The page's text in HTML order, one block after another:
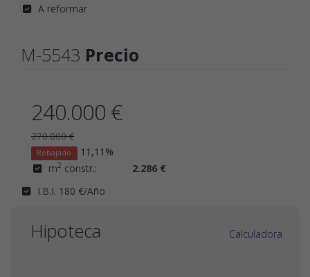
A reformar
M-5543 Precio
240.000 €
270.000 €
Rebajado
11,11%
m2 constr.:
2.286 €
I.B.I. 180 €/Año
Hipoteca Calculadora